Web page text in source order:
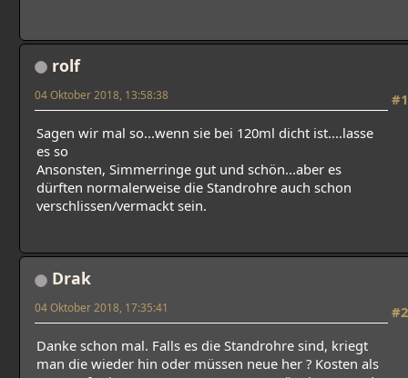
rolf
#1
04 Oktober 2018, 13:58:38
Sagen wir mal so...wenn sie bei 120ml dicht ist....lasse
es so
Ansonsten, Simmerringe gut und schön...aber es
dürften normalerweise die Standrohre auch schon
verschlissen/vermackt sein.
Drak
#2
04 Oktober 2018, 17:35:41
Danke schon mal. Falls es die Standrohre sind, kriegt
man die wieder hin oder müssen neue her ? Kosten als